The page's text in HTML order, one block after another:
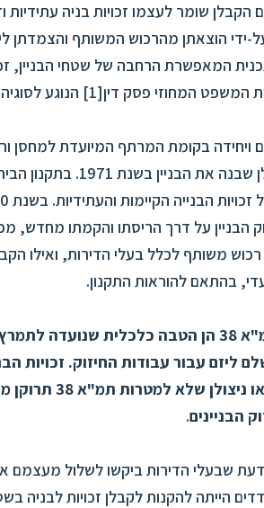
שומר לעצמו זכויות בניה עתידיות
ידי הוצאתן מהרכוש המשותף והצמדתן
המאפשרת הרחבה של שטחי הבניין,
ויחידה בקומת המרתף המיועדת למחסן
כיחידה רישומית נפרדת בבעלותו של הקבלן שבנה
נקבע שבעל
הבניין על דרך הריסתו והקמתו מחדש,
רכוש משותף לכלל בעלי הדירות, ואילו
בהתאם להוראות התקנון.
זכויות בניה מכוח תמ"א 38 הן הטבה כלכלית שנועדה
ליזם עבור עבודות החיזוק. זכויות
להיות מוקנות לבעלי הדירות, והעברתן
הבניינים.
שבעלי הדירות ביקשו לשלול מעצמם
הייתה להקנות לקבלן זכויות לבניה